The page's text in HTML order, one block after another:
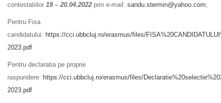
contestatiilor 19 – 20.04.2022 prin e-mail: sandu.stermin@yahoo.com;
Pentru Fisa
candidatului: https://cci.ubbcluj.ro/erasmus/files/
2023.pdf
Pentru declaratia pe proprie
raspundere: https://cci.ubbcluj.ro/erasmus/files/
2023.pdf